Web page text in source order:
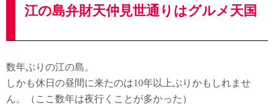
江の島弁財天仲見世通りはグルメ天国
数年ぶりの江の島。
しかも休日の昼間に来たのは10年以上ぶりかもしれませ
ん。（ここ数年は夜行くことが多かった）